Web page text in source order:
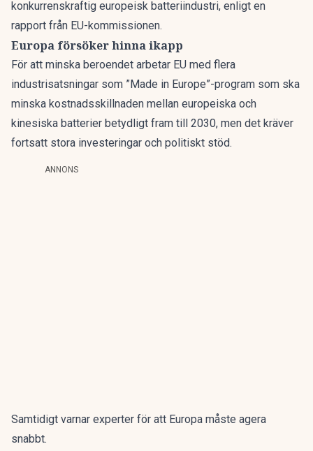
konkurrenskraftig europeisk batteriindustri, enligt en
rapport från EU-kommissionen.
Europa försöker hinna ikapp
För att minska beroendet arbetar EU med flera
industrisatsningar som ”Made in Europe”-program som ska
minska kostnadsskillnaden mellan europeiska och
kinesiska batterier betydligt fram till 2030, men det kräver
fortsatt stora investeringar och politiskt stöd.
ANNONS
Samtidigt varnar experter för att Europa måste agera
snabbt.